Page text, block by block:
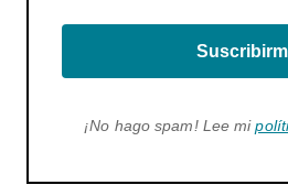
¡No hago spam! Lee mi